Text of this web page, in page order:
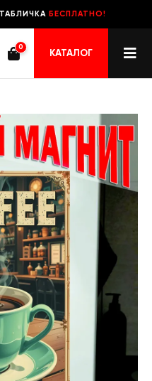
БЕСПЛАТНО!
0
КАТАЛОГ